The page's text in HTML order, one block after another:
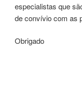
especialistas que
de convívio com as
Obrigado